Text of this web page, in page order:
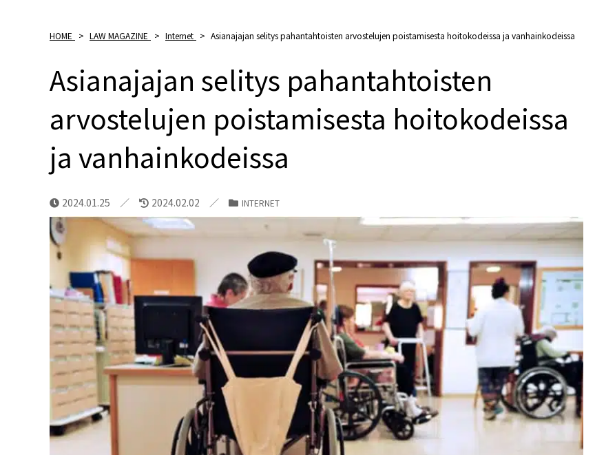
HOME > LAW MAGAZINE > Internet > Asianajajan selitys pahantahtoisten arvostelujen poistamisesta hoitokodeissa ja vanhainkodeissa
Asianajajan selitys pahantahtoisten
arvostelujen poistamisesta hoitokodeissa
ja vanhainkodeissa
2024.01.25 2024.02.02 INTERNET